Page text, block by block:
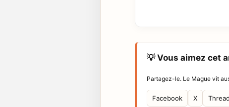
💡 Vous aimez cet
Partagez-le. Le Mague vit
Facebook X